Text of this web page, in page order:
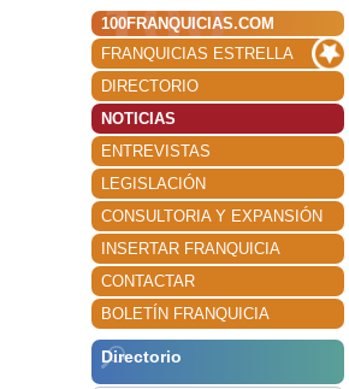
100FRANQUICIAS.COM
FRANQUICIAS ESTRELLA
DIRECTORIO
NOTICIAS
ENTREVISTAS
LEGISLACIÓN
CONSULTORIA Y EXPANSIÓN
INSERTAR FRANQUICIA
CONTACTAR
BOLETÍN FRANQUICIA
Directorio